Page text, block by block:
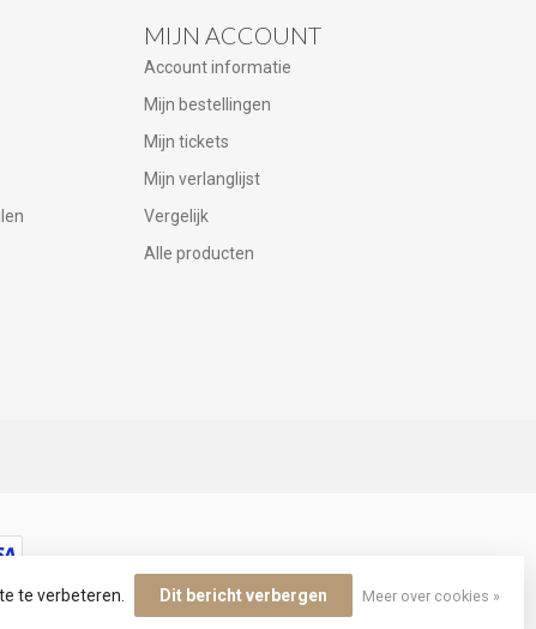
MIJN ACCOUNT
Account informatie
Mijn bestellingen
Mijn tickets
Mijn verlanglijst
Vergelijk
Alle producten
te verbeteren. Dit bericht verbergen Meer over cookies »